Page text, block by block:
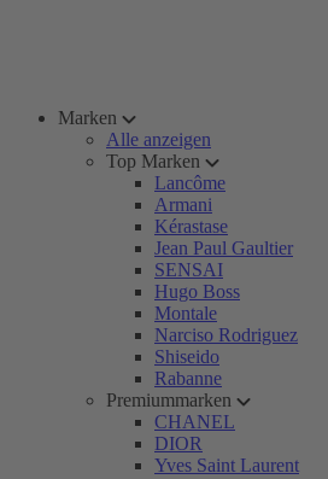
Marken
Alle anzeigen
Top Marken
Lancôme
Armani
Kérastase
Jean Paul Gaultier
SENSAI
Hugo Boss
Montale
Narciso Rodriguez
Shiseido
Rabanne
Premiummarken
CHANEL
DIOR
Yves Saint Laurent